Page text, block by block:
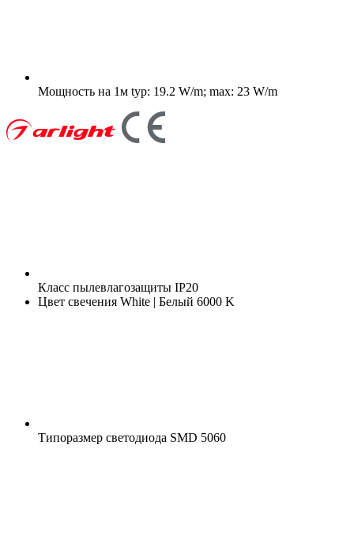
Мощность на 1м typ: 19.2 W/m; max: 23 W/m
Класс пылевлагозащиты IP20
Цвет свечения White | Белый 6000 K
Типоразмер светодиода SMD 5060